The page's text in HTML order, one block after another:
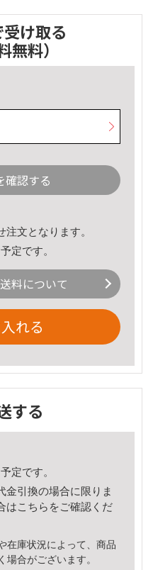
け取る
無料）
確認する
文となります。
定です。
料について
れる
する
定です。
金引換の場合に限りま
はこちら をご確認くだ
在庫状況によって、商品
場合がございます。